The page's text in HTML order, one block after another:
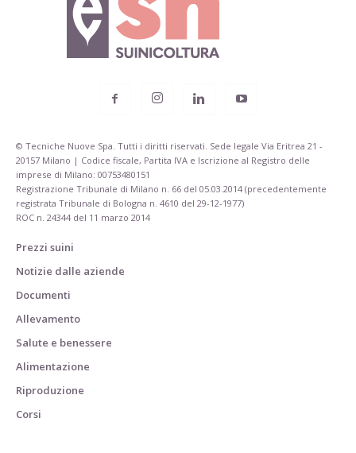
© Tecniche Nuove Spa. Tutti i diritti riservati. Sede legale Via Eritrea 21 -
20157 Milano | Codice fiscale, Partita IVA e Iscrizione al Registro delle
imprese di Milano: 00753480151
Registrazione Tribunale di Milano n. 66 del 05.03.2014 (precedentemente
registrata Tribunale di Bologna n. 4610 del 29-12-1977)
ROC n. 24344 del 11 marzo 2014
Prezzi suini
Notizie dalle aziende
Documenti
Allevamento
Salute e benessere
Alimentazione
Riproduzione
Corsi